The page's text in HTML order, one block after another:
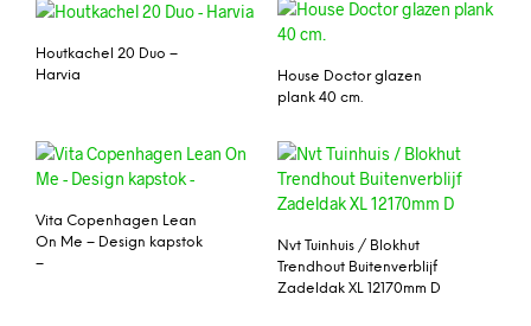
Houtkachel 20 Duo –
Harvia
House Doctor glazen
plank 40 cm.
Vita Copenhagen Lean
On Me – Design kapstok
–
Nvt Tuinhuis / Blokhut
Trendhout Buitenverblijf
Zadeldak XL 12170mm D